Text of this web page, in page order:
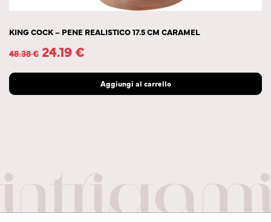
KING COCK – PENE REALISTICO 17.5 CM CARAMEL
48.38€ 24.19€
Aggiungi al carrello